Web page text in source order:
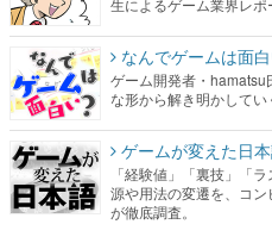
生によるゲーム業界レポ
なんでゲームは面
ゲーム開発者・hamatsu
な形から解き明かしてい
ゲームが変えた日
「経験値」「裏技」「
源や用法の変遷を、コ
が徹底調査。